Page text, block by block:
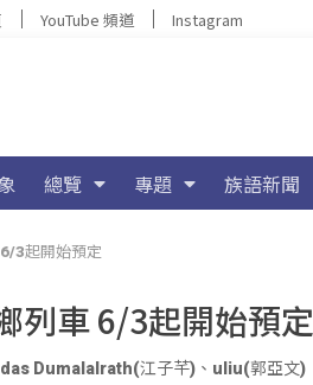
YouTube 頻道 Instagram
總覽 專題 族語新聞
3起開始預定
列車 6/3起開始預定
Dumalalrath(江子芊) 、 uliu(郭亞文)